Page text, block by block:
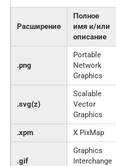
Расширение
Полное
имя и/или
описание
.png
Portable
Network
Graphics
.svg(z)
Scalable
Vector
Graphics
.xpm X PixMap
.gif
Graphics
Interchange